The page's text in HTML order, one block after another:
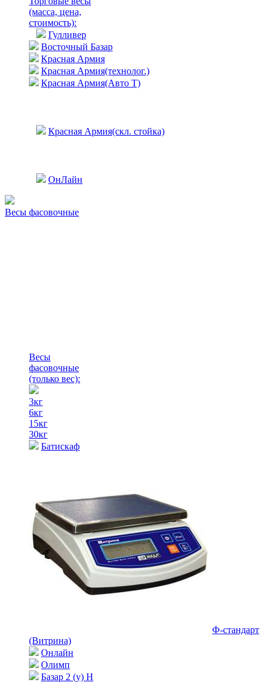
(масса, цена,
стоимость):
Гулливер
Восточный Базар
Красная Армия
Красная Армия(технолог.)
Красная Армия(Авто Т)
Красная Армия(скл. стойка)
ОнЛайн
Весы фасовочные
Весы
фасовочные
(только вес):
3кг
6кг
15кг
30кг
Батискаф
Ф-стандарт
(Витрина)
Онлайн
Олимп
Базар 2 (у) Н